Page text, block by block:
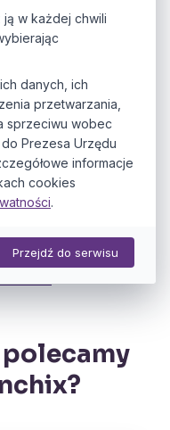
w
rozwijany
w każdej chwili
danych, ich
przetwarzania,
sprzeciwu wobec
Prezesa Urzędu
informacje
cookies
.
Przejdź do serwisu